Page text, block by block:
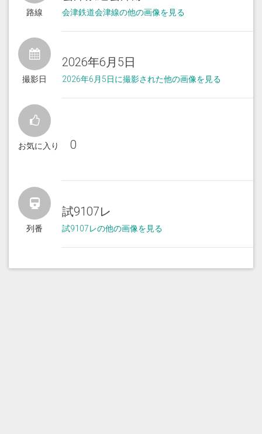
路線 会津鉄道会津線の他の画像を見る
撮影日
2026年6月5日
2026年6月5日に撮影された他の画像を見る
お気に入り 0
列番
試9107レ
試9107レの他の画像を見る